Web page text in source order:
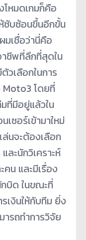
โหมดเกมก็คือ
ซับซ้อนขึ้นอีกขั้น
มเชื่อว่านี่คือ
าชีพที่ลึกที่สุดใน
วเลือกในการ
Moto3 โดยที่
ที่มีอยู่แล้วใน
ซอร์เข้ามาใหม่
ล่นจะต้องเลือก
ละนักวิเคราะห์
น และมีเรื่อง
บิด ในขณะที่
เงินให้กับทีม ยิ่ง
รถทำการวิจัย